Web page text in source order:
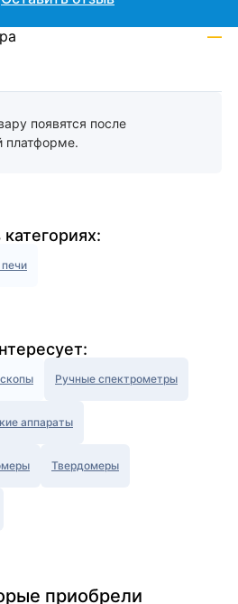
появятся после
платформе.
—
Ручные спектрометры
аппараты
Твердомеры
приобрели